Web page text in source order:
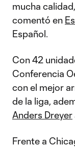
mucha
comentó en
Español.
Con 42
Conferencia
con el mejor
de la liga,
Anders Dreyer
Frente a